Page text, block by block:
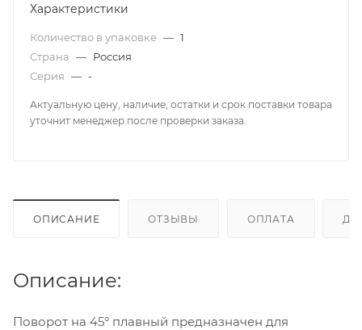
Характеристики
Количество в упаковке — 1
Страна — Россия
Серия — -
Актуальную цену, наличие, остатки и срок поставки товара
уточнит менеджер после проверки заказа.
ОПИСАНИЕ ОТЗЫВЫ ОПЛАТА
Описание:
Поворот на 45° плавный предназначен для